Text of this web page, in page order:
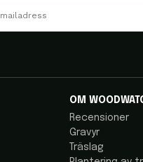
OM
Recensioner
Gravyr
Träslag